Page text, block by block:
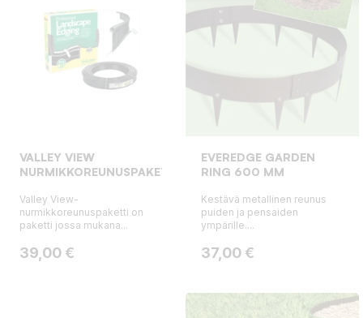
VALLEY VIEW
NURMIKKOREUNUSPAKETTI
Valley View-
nurmikkoreunuspaketti on
paketti jossa mukana...
Hinta
39,00 €
EVEREDGE GARDEN
RING 600 MM
Kestävä metallinen reunus
puiden ja pensaiden
ympärille....
Hinta
37,00 €